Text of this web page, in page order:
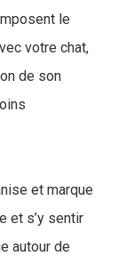
le
votre chat,
de son
et marque
et s’y sentir
autour de